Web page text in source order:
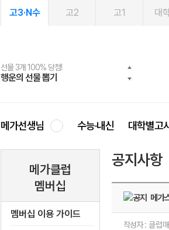
고3·N수 고2 고1 대
선물 3개 100% 당첨!
행운의 선물 뽑기
선물 100% 증정!
메가스터디 X 올리브
여름방학 스터디 캐시백
메가런 썸머스쿨
2027 러셀 단과
강사 공개선발
스마트러닝앱
설문 EVENT
메가패스
3일 무료 체험권
메가패스 수강생 무료혜택!
메가클럽 멤버십
사회공헌 캠페인
희망이룸 메가나눔
메가선생님 수능·내신 대학별고
메가클럽
멤버십
멤버십 이용 가이드
공지사항
메가
작성자 : 클럽